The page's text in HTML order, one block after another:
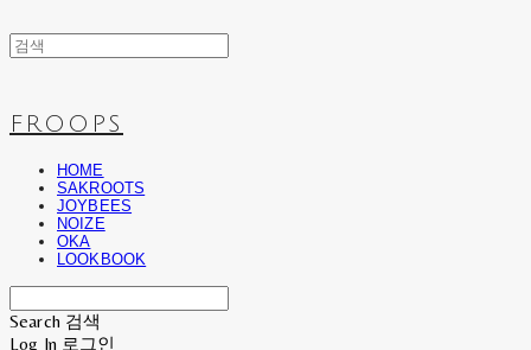
FROOPS
HOME
SAKROOTS
JOYBEES
NOIZE
OKA
LOOKBOOK
Search 검색
Log In 로그인